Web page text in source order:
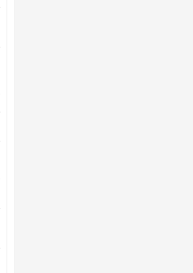
Неймар влаштував конфлікт